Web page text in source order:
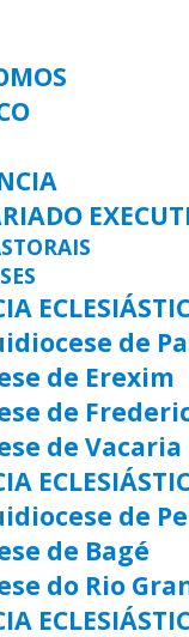
de
de Erexim
de
de Vacaria
de
de Bagé
do Rio